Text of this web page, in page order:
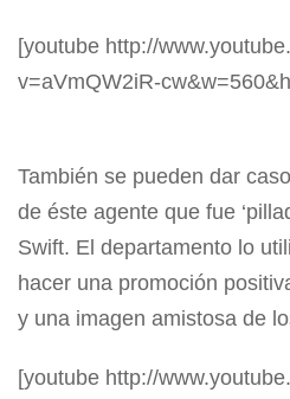
[youtube http://
v=aVmQW2iR-
También se pueden dar
de éste agente que fue
Swift. El departamento lo
hacer una promoción
y una imagen amistosa de
[youtube http://